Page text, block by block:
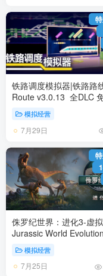
铁路调度模拟器|铁路路
Route v3.0.13 全DLC 免安装
中文版
模拟经营
7月29日
侏罗纪世界：进化3-虚
Jurassic World
v1.3.6|Build.24127633 全
DLC 免安装中文版
模拟经营
7月25日